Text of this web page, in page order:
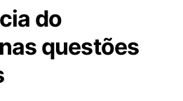
do
questões